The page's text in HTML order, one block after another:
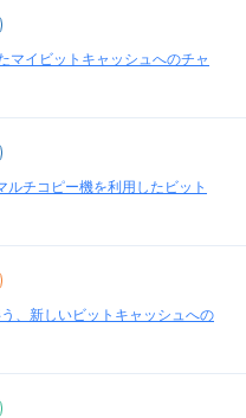
マイビットキャッシュへのチャ
ルチコピー機を利用したビット
、新しいビットキャッシュへの